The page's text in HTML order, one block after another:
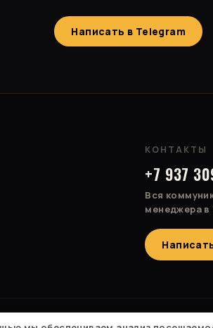
Написать в Telegram
КОНТАКТЫ
+7 937
Вся
менеджера в
Россия · Казахстан